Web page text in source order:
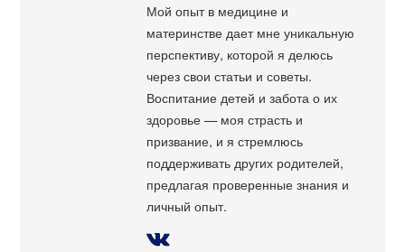
Мой опыт в медицине и
материнстве дает мне уникальную
перспективу, которой я делюсь
через свои статьи и советы.
Воспитание детей и забота о их
здоровье — моя страсть и
призвание, и я стремлюсь
поддерживать других родителей,
предлагая проверенные знания и
личный опыт.